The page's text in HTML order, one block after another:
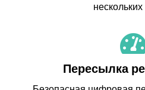
Пересылка